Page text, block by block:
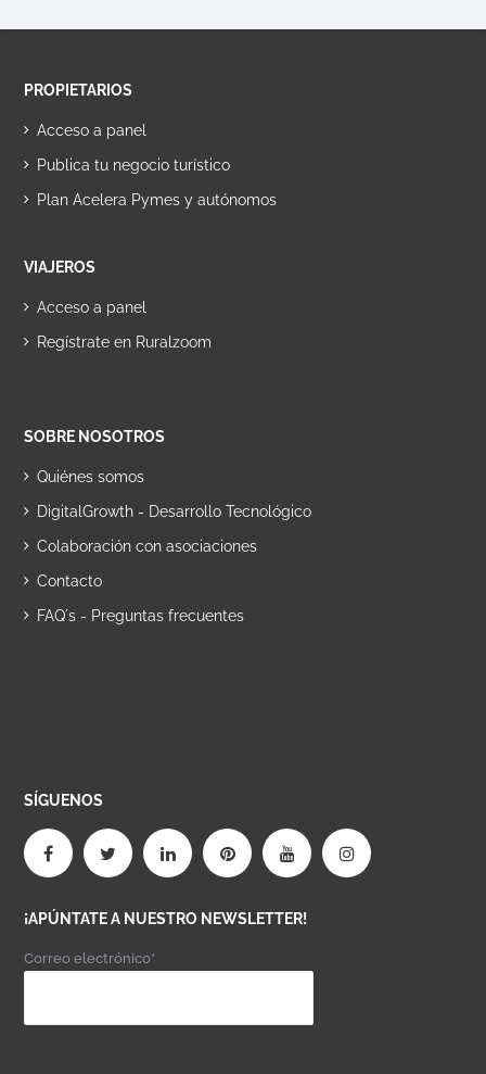
PROPIETARIOS
Acceso a panel
Publica tu negocio turístico
Plan Acelera Pymes y autónomos
VIAJEROS
Acceso a panel
Regístrate en Ruralzoom
SOBRE NOSOTROS
Quiénes somos
DigitalGrowth - Desarrollo Tecnológico
Colaboración con asociaciones
Contacto
FAQ´s - Preguntas frecuentes
SÍGUENOS
¡APÚNTATE A NUESTRO NEWSLETTER!
Correo electrónico*